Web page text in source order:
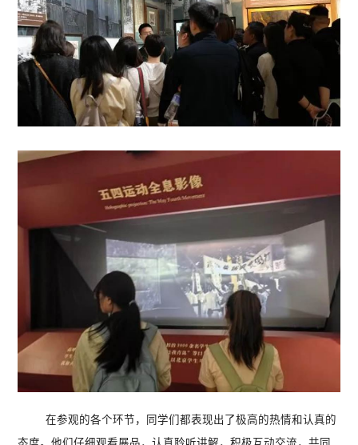
在参观的各个环节，同学们都表现出了极高的热情和认真的